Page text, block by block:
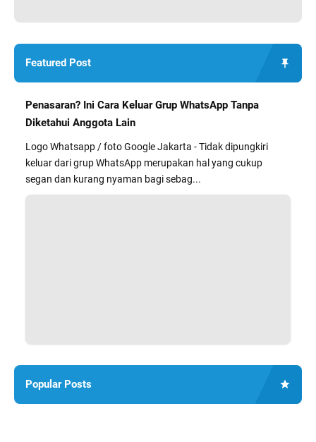
Featured Post
Penasaran? Ini Cara Keluar Grup WhatsApp Tanpa
Diketahui Anggota Lain
Logo Whatsapp / foto Google Jakarta - Tidak dipungkiri
keluar dari grup WhatsApp merupakan hal yang cukup
segan dan kurang nyaman bagi sebag...
Popular Posts